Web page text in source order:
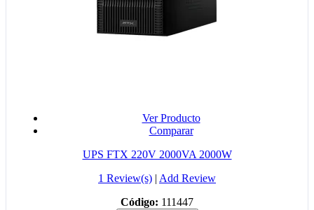
Ver Producto
Comparar
UPS FTX 220V 2000VA 2000W
1 Review(s) | Add Review
Código: 111447